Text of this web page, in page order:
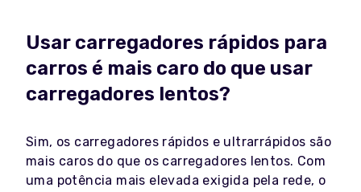
Usar carregadores rápidos para
carros é mais caro do que usar
carregadores lentos?
Sim, os carregadores rápidos e ultrarrápidos são
mais caros do que os carregadores lentos. Com
uma potência mais elevada exigida pela rede, o